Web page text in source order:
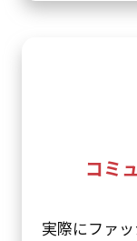
コミ
実際にファ